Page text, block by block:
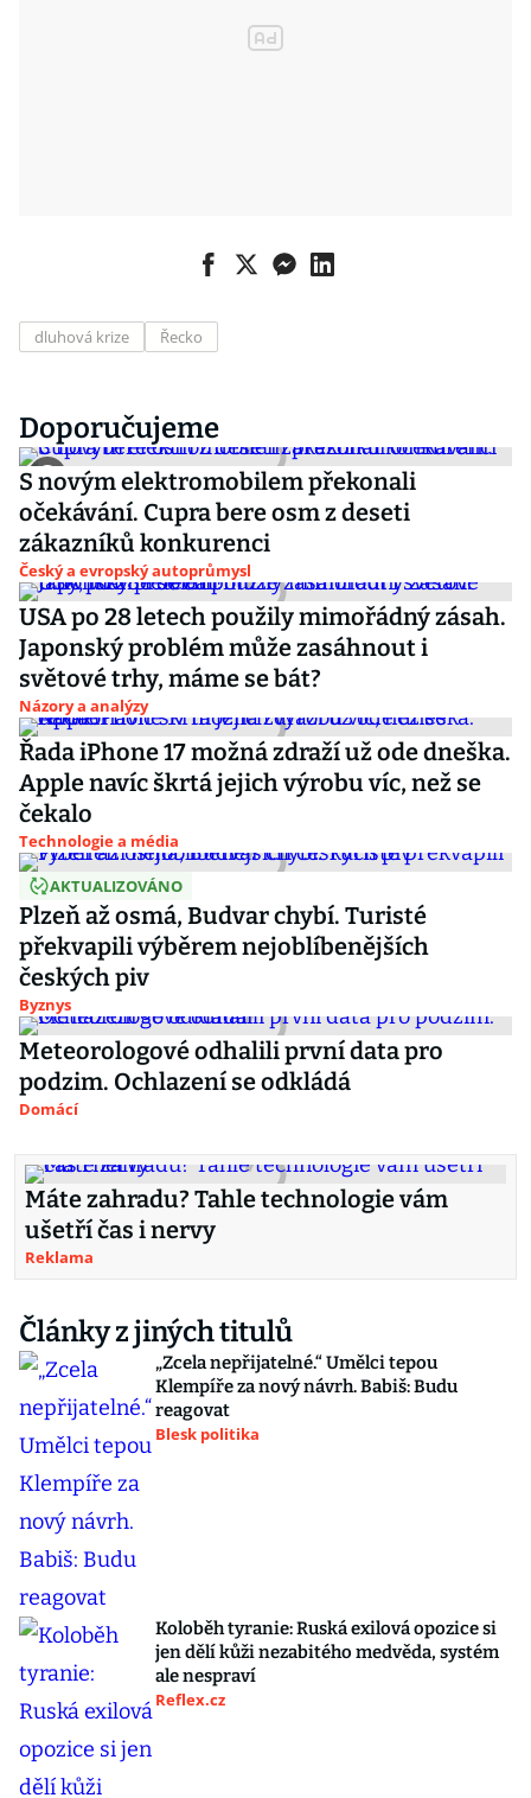
dluhová krize Řecko
Doporučujeme
S novým elektromobilem překonali
očekávání. Cupra bere osm z deseti
zákazníků konkurenci
Český a evropský autoprůmysl
USA po 28 letech použily mimořádný zásah.
Japonský problém může zasáhnout i
světové trhy, máme se bát?
Názory a analýzy
Řada iPhone 17 možná zdraží už ode dneška.
Apple navíc škrtá jejich výrobu víc, než se
čekalo
Technologie a média
AKTUALIZOVÁNO
Plzeň až osmá, Budvar chybí. Turisté
překvapili výběrem nejoblíbenějších
českých piv
Byznys
Meteorologové odhalili první data pro
podzim. Ochlazení se odkládá
Domácí
Máte zahradu? Tahle technologie vám
ušetří čas i nervy
Reklama
Články z jiných titulů
„Zcela nepřijatelné.“ Umělci tepou
Klempíře za nový návrh. Babiš: Budu
reagovat
Blesk politika
Koloběh tyranie: Ruská exilová opozice si
jen dělí kůži nezabitého medvěda, systém
ale nespraví
Reflex.cz